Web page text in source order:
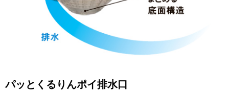
パッとくるりんポイ排水口